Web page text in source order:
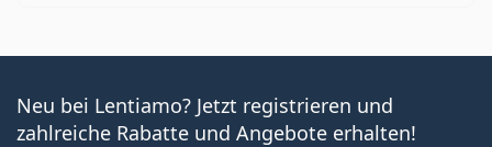
Neu bei Lentiamo? Jetzt registrieren und
zahlreiche Rabatte und Angebote erhalten!